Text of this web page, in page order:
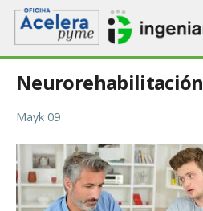
Neurorehabilitación
Mayk 09